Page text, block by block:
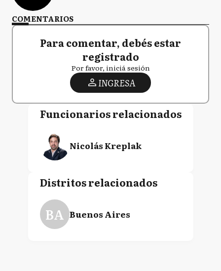
COMENTARIOS
Para comentar, debés estar
registrado
Por favor, iniciá sesión
INGRESA
Funcionarios relacionados
Nicolás Kreplak
Distritos relacionados
BA Buenos Aires